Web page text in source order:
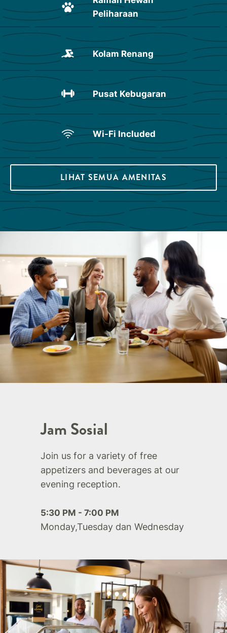
Peliharaan
Kolam Renang
Pusat Kebugaran
Wi-Fi Included
LIHAT SEMUA AMENITAS
Jam Sosial
Join us for a variety of free
appetizers and beverages at our
evening reception.
5:30 PM - 7:00 PM
Monday,Tuesday dan Wednesday